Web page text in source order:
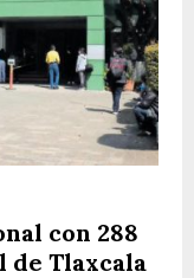
con 288
de Tlaxcala